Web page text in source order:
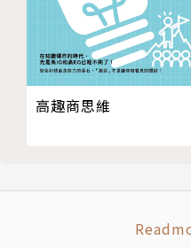
◎看懂K線，正確理解
K線是技術分析的基本
方便。你可能會看K線了
的含義，書中逐步圖解，
• 「陽線吞噬」和「陰
• 一路沿著五日線上漲
【Q29】 遭遇長黑，非
【Q30】 挑戰賣空
專欄3｜我在基金經理人
【第4章】看懂線圖的關
【Q31】 線圖的關卡在
【Q34】 第三次嘗試突
【Q36】 暴跌後的震盪
高趣商思維